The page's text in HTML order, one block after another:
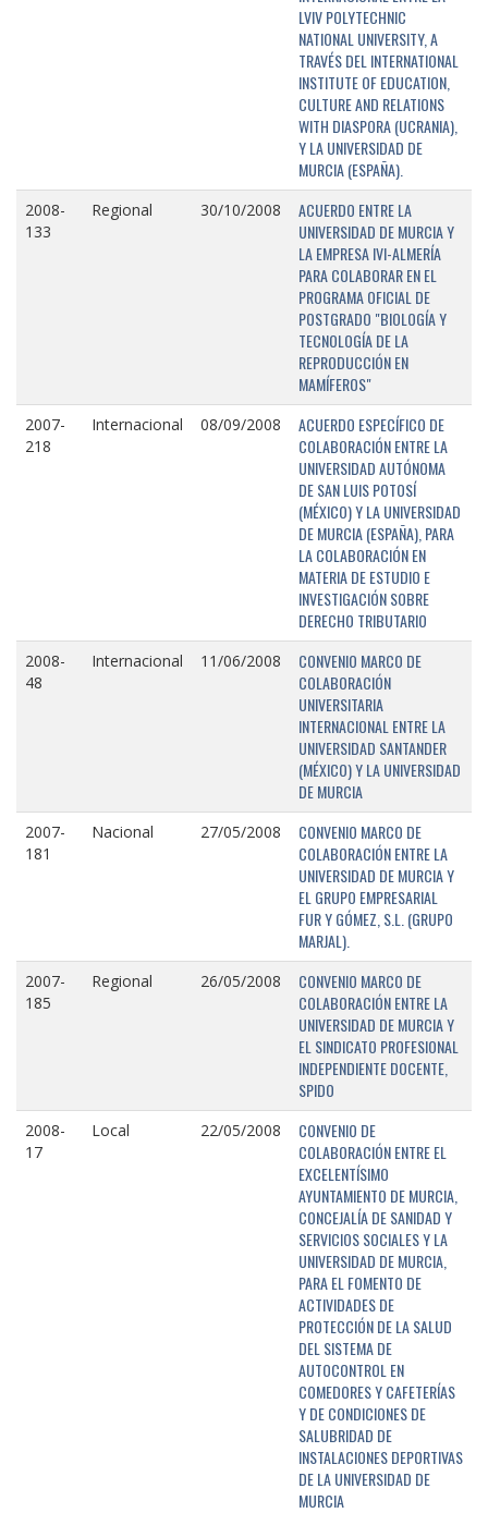
LVIV POLYTECHNIC
NATIONAL UNIVERSITY, A
TRAVÉS DEL INTERNATIONAL
INSTITUTE OF EDUCATION,
CULTURE AND RELATIONS
WITH DIASPORA (UCRANIA),
Y LA UNIVERSIDAD DE
MURCIA (ESPAÑA).
2008-
133
Regional 30/10/2008
ACUERDO ENTRE LA
UNIVERSIDAD DE MURCIA Y
LA EMPRESA IVI-ALMERÍA
PARA COLABORAR EN EL
PROGRAMA OFICIAL DE
POSTGRADO "BIOLOGÍA Y
TECNOLOGÍA DE LA
REPRODUCCIÓN EN
MAMÍFEROS"
2007-
218
Internacional 08/09/2008
ACUERDO ESPECÍFICO DE
COLABORACIÓN ENTRE LA
UNIVERSIDAD AUTÓNOMA
DE SAN LUIS POTOSÍ
(MÉXICO) Y LA UNIVERSIDAD
DE MURCIA (ESPAÑA), PARA
LA COLABORACIÓN EN
MATERIA DE ESTUDIO E
INVESTIGACIÓN SOBRE
DERECHO TRIBUTARIO
2008-
48
Internacional 11/06/2008
CONVENIO MARCO DE
COLABORACIÓN
UNIVERSITARIA
INTERNACIONAL ENTRE LA
UNIVERSIDAD SANTANDER
(MÉXICO) Y LA UNIVERSIDAD
DE MURCIA
2007-
181
Nacional 27/05/2008
CONVENIO MARCO DE
COLABORACIÓN ENTRE LA
UNIVERSIDAD DE MURCIA Y
EL GRUPO EMPRESARIAL
FUR Y GÓMEZ, S.L. (GRUPO
MARJAL).
2007-
185
Regional 26/05/2008
CONVENIO MARCO DE
COLABORACIÓN ENTRE LA
UNIVERSIDAD DE MURCIA Y
EL SINDICATO PROFESIONAL
INDEPENDIENTE DOCENTE,
SPIDO
2008-
17
Local 22/05/2008
CONVENIO DE
COLABORACIÓN ENTRE EL
EXCELENTÍSIMO
AYUNTAMIENTO DE MURCIA,
CONCEJALÍA DE SANIDAD Y
SERVICIOS SOCIALES Y LA
UNIVERSIDAD DE MURCIA,
PARA EL FOMENTO DE
ACTIVIDADES DE
PROTECCIÓN DE LA SALUD
DEL SISTEMA DE
AUTOCONTROL EN
COMEDORES Y CAFETERÍAS
Y DE CONDICIONES DE
SALUBRIDAD DE
INSTALACIONES DEPORTIVAS
DE LA UNIVERSIDAD DE
MURCIA